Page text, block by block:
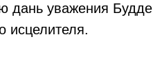
дань уважения Будде
исцелителя.